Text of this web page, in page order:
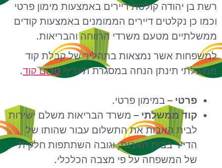
רשת בן יהודה קולטת דיירים באמצעות מימון פרטי
וכמו כן נקלטים דיירים הממומנים באמצעות קודים
ממשלתיים מטעם משרדי הרווחה והבריאות.
למשפחות אשר נמצאות בתהליך של קבלת קוד
ממשלתי תינתן הנחה במסגרת תעריףטרום קוד.
פרטי – במימון פרטי.
קוד ממשלתי – משרד הבריאות משלם ישירות
לבית האבות את התשלום עבור שהותו של
הדייר בבית האבות, וגובה השתתפות חלקית
של המשפחה על פי מצבה הכלכלי.